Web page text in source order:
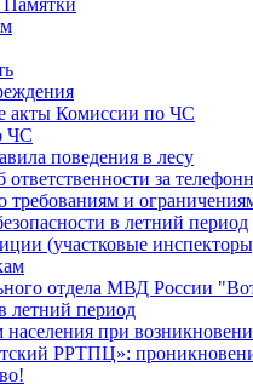
Памятки
акты Комиссии по ЧС
ЧС
поведения в лесу
за
требованиям и
в летний период
(участковые
отдела МВД России
летний период
при
РРТПЦ»: